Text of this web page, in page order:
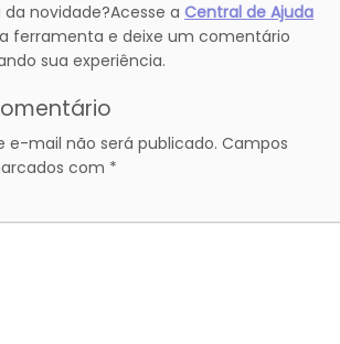
novidade?Acesse a Central de Ajuda
ferramenta e deixe um comentário
sua experiência.
e-mail não será publicado. Campos
com *